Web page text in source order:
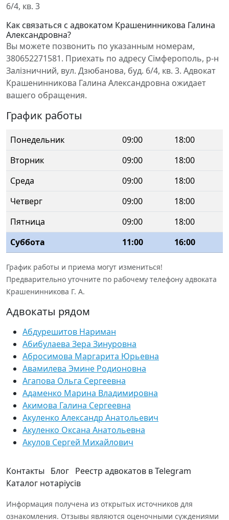
6/4, кв. 3
Как связаться с адвокатом Крашенинникова Галина
Александровна?
Вы можете позвонить по указанным номерам,
380652271581. Приехать по адресу Сімферополь, р-н
Залізничний, вул. Дзюбанова, буд. 6/4, кв. 3. Адвокат
Крашенинникова Галина Александровна ожидает
вашего обращения.
График работы
Понедельник 09:00
18:00
Вторник
09:00
18:00
Среда
09:00
18:00
Четверг
09:00
18:00
Пятница
09:00
18:00
Суббота
11:00 16:00
График работы и приема могут измениться!
Предварительно уточните по рабочему телефону адвоката
Крашенинникова Г. А.
Адвокаты рядом
Абдурешитов Нариман
Абибулаева Зера Зинуровна
Абросимова Маргарита Юрьевна
Авамилева Эмине Родионовна
Агапова Ольга Сергеевна
Адаменко Марина Владимировна
Акимова Галина Сергеевна
Акуленко Александр Анатольевич
Акуленко Оксана Анатольевна
Акулов Сергей Михайлович
Контакты Блог Реестр адвокатов в Telegram
Каталог нотаріусів
Информация получена из открытых источников для
ознакомления. Отзывы являются оценочными суждениями